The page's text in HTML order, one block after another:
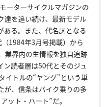
ーターサイクルマガジンの
達を追い続け、最新モデル
ある。また、代名詞となる
1984年3月号掲載）から
業界内の生情報を独自追跡
ン読者層は50代とそのジュ
イトルの“ヤング”という単
が、信条はバイク乗りの多
ット・ハート”だ。